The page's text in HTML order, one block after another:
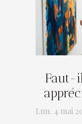
Faut-
Lun. 4 mai